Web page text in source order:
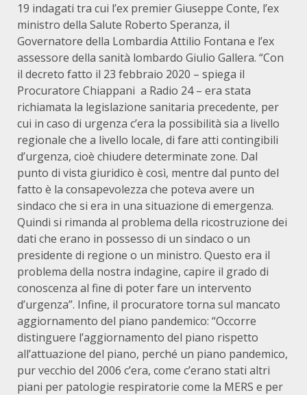
19 indagati tra cui l’ex premier Giuseppe Conte, l’ex
ministro della Salute Roberto Speranza, il
Governatore della Lombardia Attilio Fontana e l’ex
assessore della sanità lombardo Giulio Gallera. “Con
il decreto fatto il 23 febbraio 2020 – spiega il
Procuratore Chiappani a Radio 24 – era stata
richiamata la legislazione sanitaria precedente, per
cui in caso di urgenza c’era la possibilità sia a livello
regionale che a livello locale, di fare atti contingibili
d’urgenza, cioè chiudere determinate zone. Dal
punto di vista giuridico è così, mentre dal punto del
fatto è la consapevolezza che poteva avere un
sindaco che si era in una situazione di emergenza.
Quindi si rimanda al problema della ricostruzione dei
dati che erano in possesso di un sindaco o un
presidente di regione o un ministro. Questo era il
problema della nostra indagine, capire il grado di
conoscenza al fine di poter fare un intervento
d’urgenza”. Infine, il procuratore torna sul mancato
aggiornamento del piano pandemico: “Occorre
distinguere l’aggiornamento del piano rispetto
all’attuazione del piano, perché un piano pandemico,
pur vecchio del 2006 c’era, come c’erano stati altri
piani per patologie respiratorie come la MERS e per